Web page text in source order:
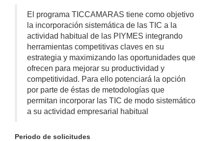
El programa TICCAMARAS tiene como objetivo
la incorporación sistemática de las TIC a la
actividad habitual de las PIYMES integrando
herramientas competitivas claves en su
estrategia y maximizando las oportunidades que
ofrecen para mejorar su productividad y
competitividad. Para ello potenciará la opción
por parte de éstas de metodologías que
permitan incorporar las TIC de modo sistemático
a su actividad empresarial habitual
Periodo de solicitudes